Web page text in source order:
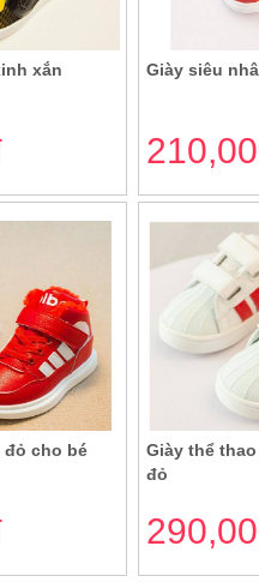
xắn Giày siêu
đỏ cho bé
Giày thể
đỏ